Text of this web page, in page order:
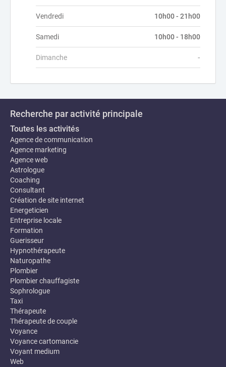
Vendredi 10h00 - 21h00
Samedi 10h00 - 18h00
Dimanche -
Recherche par activité principale
Toutes les activités
Agence de communication
Agence marketing
Agence web
Astrologue
Coaching
Consultant
Création de site internet
Energeticien
Entreprise locale
Formation
Guerisseur
Hypnothérapeute
Naturopathe
Plombier
Plombier chauffagiste
Sophrologue
Taxi
Thérapeute
Thérapeute de couple
Voyance
Voyance cartomancie
Voyant medium
Web